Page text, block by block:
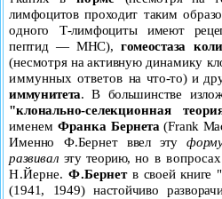
лимфоцитов проходит таким
одного Т-лимфоциты имеют
пептид — МНС), гомеостаза
(несмотря на активную динамику
иммунных ответов на что-то) и
иммунитета. В большинстве
"клонально-селекционная
именемФранка Бернета (Frank
Именно Ф.Бернетввел эту
развивал эту теорию,но в
Н.Йерне.Ф.Бернетв своей книге "
(1941, 1949) настойчиво